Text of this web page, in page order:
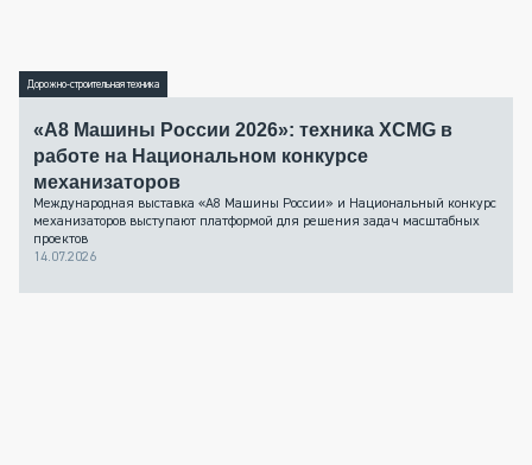
Дорожно-строительная техника
«А8 Машины России 2026»: техника XCMG в
работе на Национальном конкурсе
механизаторов
Международная выставка «А8 Машины России» и Национальный конкурс
механизаторов выступают платформой для решения задач масштабных
проектов
14.07.2026